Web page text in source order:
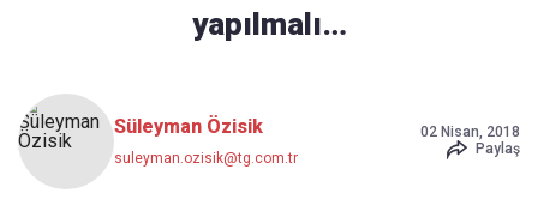
yapılmalı…
Süleyman Özisik
suleyman.ozisik@tg.com.tr
02 Nisan, 2018
Paylaş